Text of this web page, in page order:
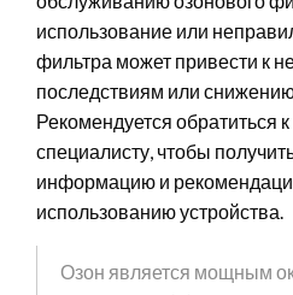
использование или
фильтра может привести к
последствиям или
Рекомендуется обратиться
специалисту, чтобы
информацию и
использованию устройства.
Озон является мощным